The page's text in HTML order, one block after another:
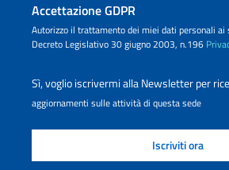
Accettazione GDPR
Autorizzo il trattamento dei miei dati personali ai
Decreto Legislativo 30 giugno 2003, n.196
Sì, voglio iscrivermi alla Newsletter per
aggiornamenti sulle attività di questa sede